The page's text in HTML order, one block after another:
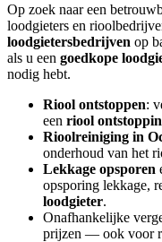
Op zoek naar een
loodgieters en
loodgietersbedrijven op
als u een goedkope
nodig hebt.
Riool ontstoppen:
een riool
Rioolreiniging in
onderhoud van het
Lekkage opsporen
opsporing lekkage,
loodgieter.
Onafhankelijke
prijzen — ook voor